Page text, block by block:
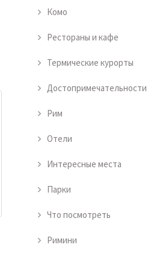
Комо
Рестораны и кафе
Термические курорты
Достопримечательности
Рим
Отели
Интересные места
Парки
Что посмотреть
Римини